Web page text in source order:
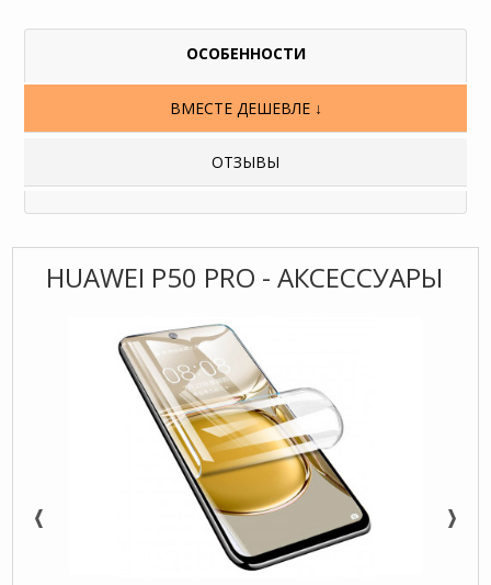
ОСОБЕННОСТИ
ВМЕСТЕ ДЕШЕВЛЕ ↓
ОТЗЫВЫ
HUAWEI P50 PRO - АКСЕССУАРЫ